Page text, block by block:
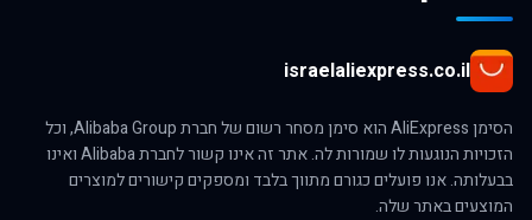
israelaliexpress.co.il
הסימן AliExpress הוא סימן מסחר רשום של חברת Alibaba Group, וכל
הזכויות הנוגעות לו שמורות לה. אתר זה אינו קשור לחברת Alibaba ואינו
בבעלותה. אנו פועלים כגורם מתווך בלבד ומספקים קישורים למוצרים
המוצעים באתר שלה.